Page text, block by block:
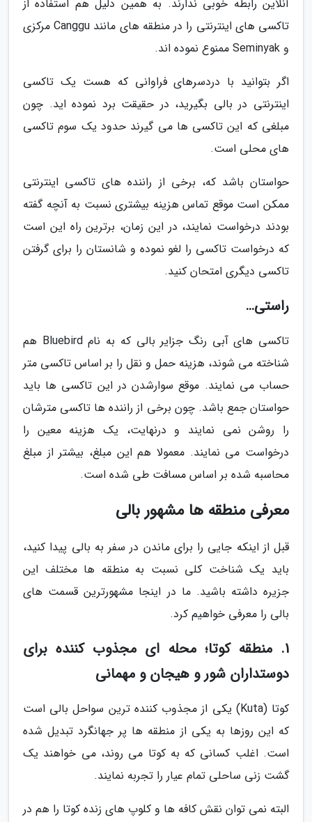
آنلاین رابطه خوبی ندارند. به همین دلیل هم استفاده از
تاکسی های اینترنتی را در منطقه های مانند Canggu مرکزی
و Seminyak ممنوع نموده اند.
اگر بتوانید با دردسرهای فراوانی که هست یک تاکسی
اینترنتی در بالی بگیرید، در حقیقت برد نموده اید. چون
مبلغی که این تاکسی ها می گیرند حدود یک سوم تاکسی
های محلی است.
حواستان باشد که، برخی از راننده های تاکسی اینترنتی
ممکن است موقع تماس هزینه بیشتری نسبت به آنچه گفته
بودند درخواست نمایند، در این زمان، برترین راه این است
که درخواست تاکسی را لغو نموده و شانستان را برای گرفتن
تاکسی دیگری امتحان کنید.
راستی…
تاکسی­ های آبی رنگ جزایر بالی که به نام Bluebird هم
شناخته می شوند، هزینه حمل و نقل را بر اساس تاکسی متر
حساب می نمایند. موقع سوارشدن در این تاکسی ها باید
حواستان جمع باشد. چون برخی از راننده ها تاکسی مترشان
را روشن نمی نمایند و درنهایت، یک هزینه معین را
درخواست می نمایند. معمولا هم این مبلغ، بیشتر از مبلغ
محاسبه شده بر اساس مسافت طی شده است.
معرفی منطقه ها مشهور بالی
قبل از اینکه جایی را برای ماندن در سفر به بالی پیدا کنید،
باید یک شناخت کلی نسبت به منطقه ها مختلف این
جزیره داشته باشید. ما در اینجا مشهورترین قسمت های
بالی را معرفی خواهیم کرد.
1. منطقه کوتا؛ محله ای مجذوب کننده برای
دوستداران شور و هیجان و مهمانی
کوتا (Kuta) یکی از مجذوب کننده ترین سواحل بالی است
که این روزها به یکی از منطقه ها پر جهانگرد تبدیل شده
است. اغلب کسانی که به کوتا می روند، می خواهند یک
گشت زنی ساحلی تمام عیار را تجربه نمایند.
البته نمی توان نقش کافه ها و کلوپ های زنده کوتا را هم در